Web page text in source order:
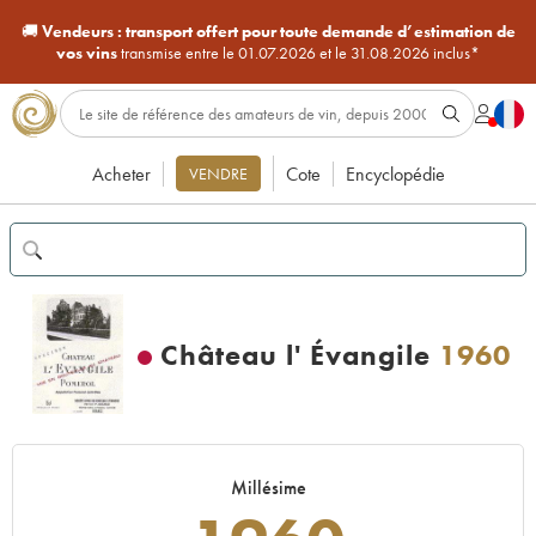
🚚Vendeurs : transport offert pour toute demande d’estimation de
vos vinstransmise entre le 01.07.2026 et le 31.08.2026 inclus*
Acheter VENDRE Cote Encyclopédie
Château l' Évangile 1960
Millésime